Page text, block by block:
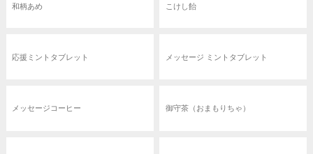
和柄あめ こけし飴
応援ミントタブレット メッセージ ミントタブレット
メッセージコーヒー 御守茶（おまもりちゃ）